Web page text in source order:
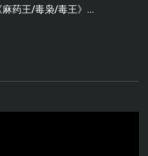
药王/毒枭/毒王》...